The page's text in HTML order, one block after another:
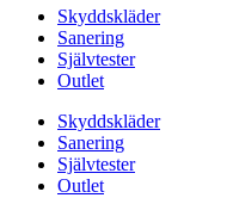
Skyddskläder
Sanering
Självtester
Outlet
Skyddskläder
Sanering
Självtester
Outlet